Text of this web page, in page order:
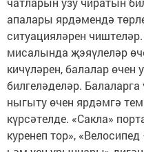
апалары ярдәмендә
ситуацияләрен
мисалында җэяүлеләр
кичүләрен, балалар
билгеләделәр.
ныгыту өчен ярдәмгә
күрсәтелде. «Сакла»
куренеп тор»,